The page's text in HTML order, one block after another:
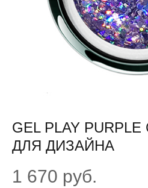
GEL PLAY
ДЛЯ ДИЗАЙНА
1 670 pуб.